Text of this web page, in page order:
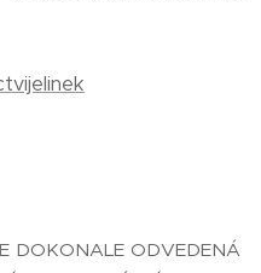
DOKONALE ODVEDENÁ